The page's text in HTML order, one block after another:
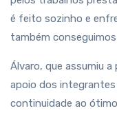
é feito sozinho e
também
Álvaro, que assumiu
apoio dos integrantes
continuidade ao